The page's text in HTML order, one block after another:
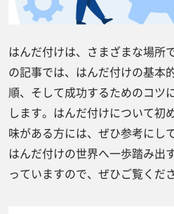
はんだ付けは、さまざまな場所
の記事では、はんだ付けの基本
順、そして成功するためのコツ
します。はんだ付けについて初
味がある方には、ぜひ参考にし
はんだ付けの世界へ一歩踏み出
っていますので、ぜひご覧くださ